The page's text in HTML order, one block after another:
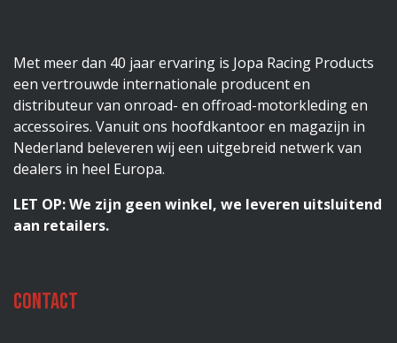
Met meer dan 40 jaar ervaring is Jopa Racing Products
een vertrouwde internationale producent en
distributeur van onroad- en offroad-motorkleding en
accessoires. Vanuit ons hoofdkantoor en magazijn in
Nederland beleveren wij een uitgebreid netwerk van
dealers in heel Europa.
LET OP: We zijn geen winkel, we leveren uitsluitend
aan retailers.
Contact